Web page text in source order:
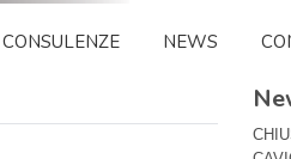
CONSULENZE NEWS